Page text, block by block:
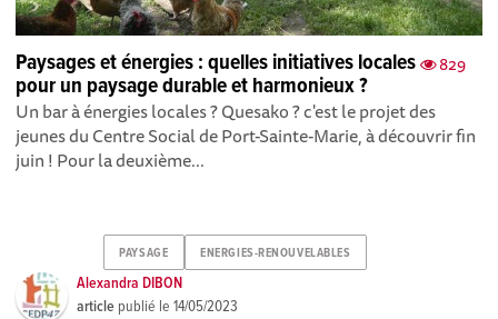
829
Paysages et énergies : quelles initiatives locales
pour un paysage durable et harmonieux ?
Un bar à énergies locales ? Quesako ? c'est le projet des
jeunes du Centre Social de Port-Sainte-Marie, à découvrir fin
juin ! Pour la deuxième...
PAYSAGE ENERGIES-RENOUVELABLES
Alexandra DIBON
article publié le14/05/2023